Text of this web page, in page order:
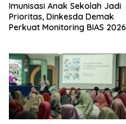
Imunisasi Anak Sekolah Jadi
Prioritas, Dinkesda Demak
Perkuat Monitoring BIAS 2026